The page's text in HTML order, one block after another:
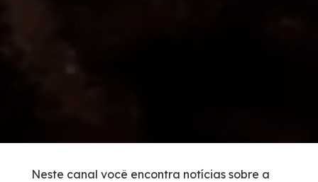
Auxílio Mecânico
Neste canal você encontra notícias sobre a